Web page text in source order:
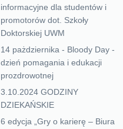
informacyjne dla studentów i
promotorów dot. Szkoły
Doktorskiej UWM
14 pażdziernika - Bloody Day -
dzień pomagania i edukacji
prozdrowotnej
3.10.2024 GODZINY
DZIEKAŃSKIE
6 edycja „Gry o karierę – Biura